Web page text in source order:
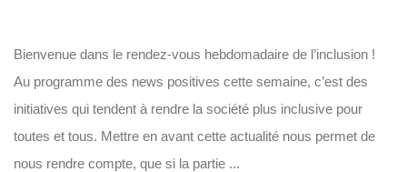
Bienvenue dans le rendez-vous hebdomadaire de l’inclusion !
Au programme des news positives cette semaine, c’est des
initiatives qui tendent à rendre la société plus inclusive pour
toutes et tous. Mettre en avant cette actualité nous permet de
nous rendre compte, que si la partie ...